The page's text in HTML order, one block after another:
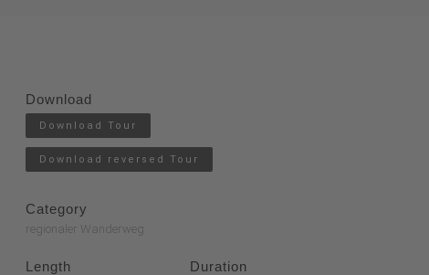
Download
Download Tour
Download reversed Tour
Category
regionaler Wanderweg
Length Duration